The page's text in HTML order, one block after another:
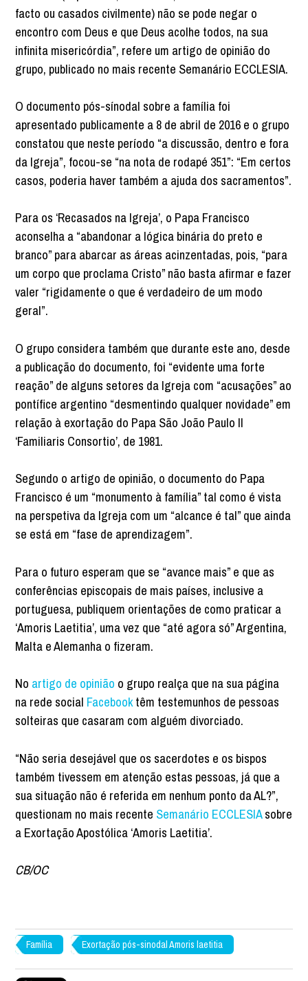
facto ou casados civilmente) não se pode negar o
encontro com Deus e que Deus acolhe todos, na sua
infinita misericórdia”, refere um artigo de opinião do
grupo, publicado no mais recente Semanário ECCLESIA.
O documento pós-sínodal sobre a família foi
apresentado publicamente a 8 de abril de 2016 e o grupo
constatou que neste período “a discussão, dentro e fora
da Igreja”, focou-se “na nota de rodapé 351”: “Em certos
casos, poderia haver também a ajuda dos sacramentos”.
Para os ‘Recasados na Igreja’, o Papa Francisco
aconselha a “abandonar a lógica binária do preto e
branco” para abarcar as áreas acinzentadas, pois, “para
um corpo que proclama Cristo” não basta afirmar e fazer
valer “rigidamente o que é verdadeiro de um modo
geral”.
O grupo considera também que durante este ano, desde
a publicação do documento, foi “evidente uma forte
reação” de alguns setores da Igreja com “acusações” ao
pontífice argentino “desmentindo qualquer novidade” em
relação à exortação do Papa São João Paulo II
‘Familiaris Consortio’, de 1981.
Segundo o artigo de opinião, o documento do Papa
Francisco é um “monumento à família” tal como é vista
na perspetiva da Igreja com um “alcance é tal” que ainda
se está em “fase de aprendizagem”.
Para o futuro esperam que se “avance mais” e que as
conferências episcopais de mais países, inclusive a
portuguesa, publiquem orientações de como praticar a
‘Amoris Laetitia’, uma vez que “até agora só” Argentina,
Malta e Alemanha o fizeram.
No artigo de opinião o grupo realça que na sua página
na rede social Facebooktêm testemunhos de pessoas
solteiras que casaram com alguém divorciado.
“Não seria desejável que os sacerdotes e os bispos
também tivessem em atenção estas pessoas, já que a
sua situação não é referida em nenhum ponto da AL?”,
questionam no mais recente Semanário ECCLESIAsobre
a Exortação Apostólica ‘Amoris Laetitia’.
CB/OC
Família Exortação pós-sinodal Amoris laetitia